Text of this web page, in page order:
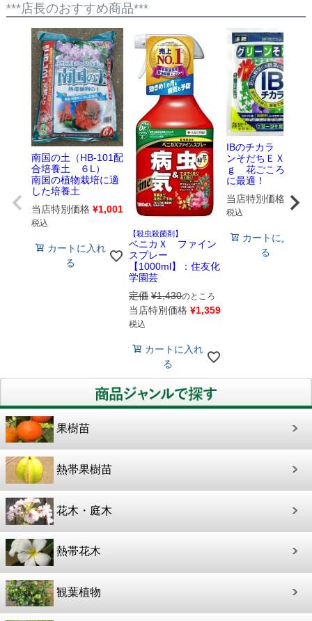
***店長のおすすめ商品***
南国の土（HB-101配
合培養土 ６L）
南国の植物栽培に適
した培養土
当店特別価格 ¥1,001
税込
カートに入れ
る
【殺虫殺菌剤】
ベニカＸ ファイン
スプレー
【1000ml】：住友化
学園芸
定価 ¥1,430のところ
当店特別価格 ¥1,359
税込
カートに入れ
る
IBのチカラ グリ
ンそだちＥＸ 500
ｇ 花ごころ 追
に最適！
当店特別価格
¥528
税込
カートに入れ
る
果樹苗
熱帯果樹苗
花木・庭木
熱帯花木
観葉植物